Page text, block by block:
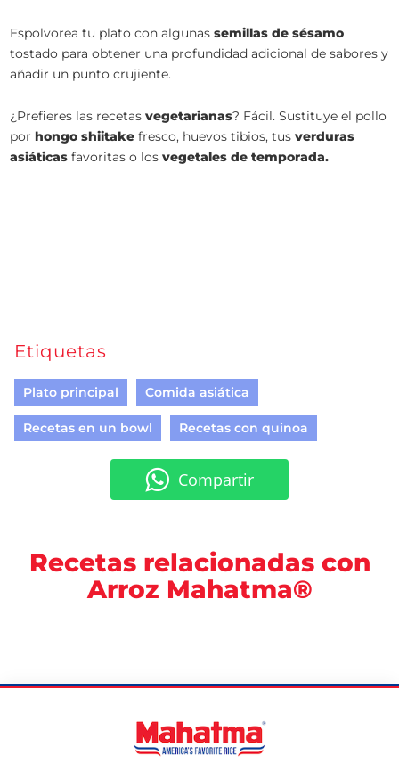
Espolvorea tu plato con algunassemillas de sésamo
tostado para obtener una profundidad adicional de sabores y
añadir un punto crujiente.
¿Prefieres las recetasvegetarianas? Fácil. Sustituye el pollo
porhongo shiitake fresco, huevos tibios, tusverduras
asiáticas favoritas o losvegetales de temporada.
Etiquetas
Plato principal Comida asiática
Recetas en un bowl Recetas con quinoa
Compartir
Recetas relacionadas con
Arroz Mahatma®